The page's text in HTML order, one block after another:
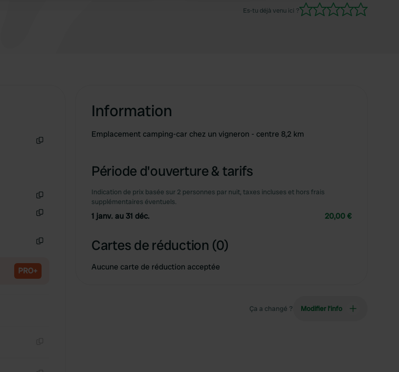
Es-tu déjà venu ici ?
PRO+
Information
Emplacement camping-car chez un vigneron - centre 8,2 km
Période d'ouverture & tarifs
Indication de prix basée sur 2 personnes par nuit, taxes incluses et hors frais
supplémentaires éventuels.
1 janv. au 31 déc. 20,00 €
Cartes de réduction (0)
Aucune carte de réduction acceptée
Ça a changé ? Modifier l’info